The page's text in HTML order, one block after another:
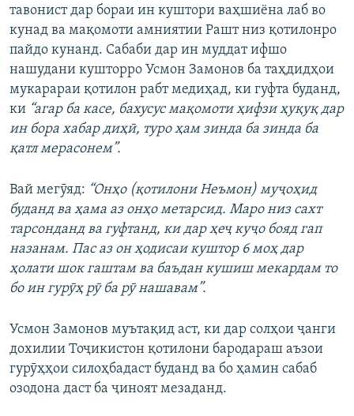
тавонист дар бораи ин куштори ваҳшиёна лаб во
кунад ва мақомоти амниятии Рашт низ қотилонро
пайдо кунанд. Сабаби дар ин муддат ифшо
нашудани кушторро Усмон Замонов ба таҳдидҳои
мукарараи қотилон рабт медиҳад, ки гуфта буданд,
ки “агар ба касе, бахусус мақомоти ҳифзи ҳуқуқ дар
ин бора хабар диҳӣ, туро ҳам зинда ба зинда ба
қатл мерасонем”.
Вай мегӯяд: “Онҳо (қотилони Неъмон) муҷоҳид
буданд ва ҳама аз онҳо метарсид. Маро низ сахт
тарсонданд ва гуфтанд, ки дар ҳеҷ куҷо бояд гап
назанам. Пас аз он ҳодисаи куштор 6 моҳ дар
ҳолати шок гаштам ва баъдан кушиш мекардам то
бо ин гурӯҳ рӯ ба рӯ нашавам”.
Усмон Замонов муътақид аст, ки дар солҳои ҷанги
дохилии Тоҷикистон қотилони бародараш аъзои
гурӯҳҳои силоҳбадаст буданд ва бо ҳамин сабаб
озодона даст ба ҷиноят мезаданд.